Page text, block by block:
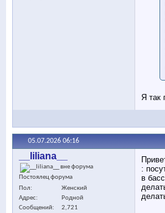
Я так
05.07.2026 06:16
__liliana__
Постоялец форума
Пол
Женский
Адрес
Родной
Сообщений
2,721
:
в